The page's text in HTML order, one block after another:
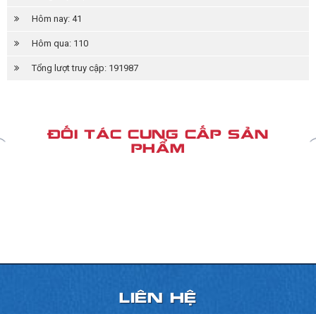
Hôm nay: 41
Hôm qua: 110
Tổng lượt truy cập: 191987
ĐỐI TÁC CUNG CẤP SẢN
PHẨM
LIÊN HỆ